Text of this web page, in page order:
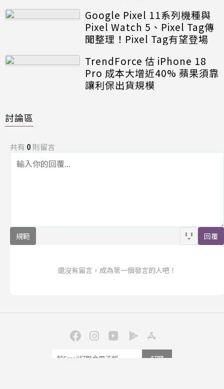
Google Pixel 11系列機種與
Pixel Watch 5、Pixel Tag傳
聞整理！Pixel Tag有望登場
TrendForce 估 iPhone 18
Pro 成本大增近40% 蘋果須靠
讓利保出貨規模
討論區
共有 0則留言
規範 回覆
還沒有留言，成為第一個發言的人吧！
訂閱